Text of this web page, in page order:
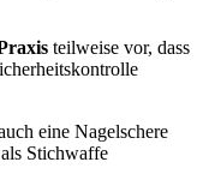
teilweise vor, dass
eine Nagelschere
Stichwaffe